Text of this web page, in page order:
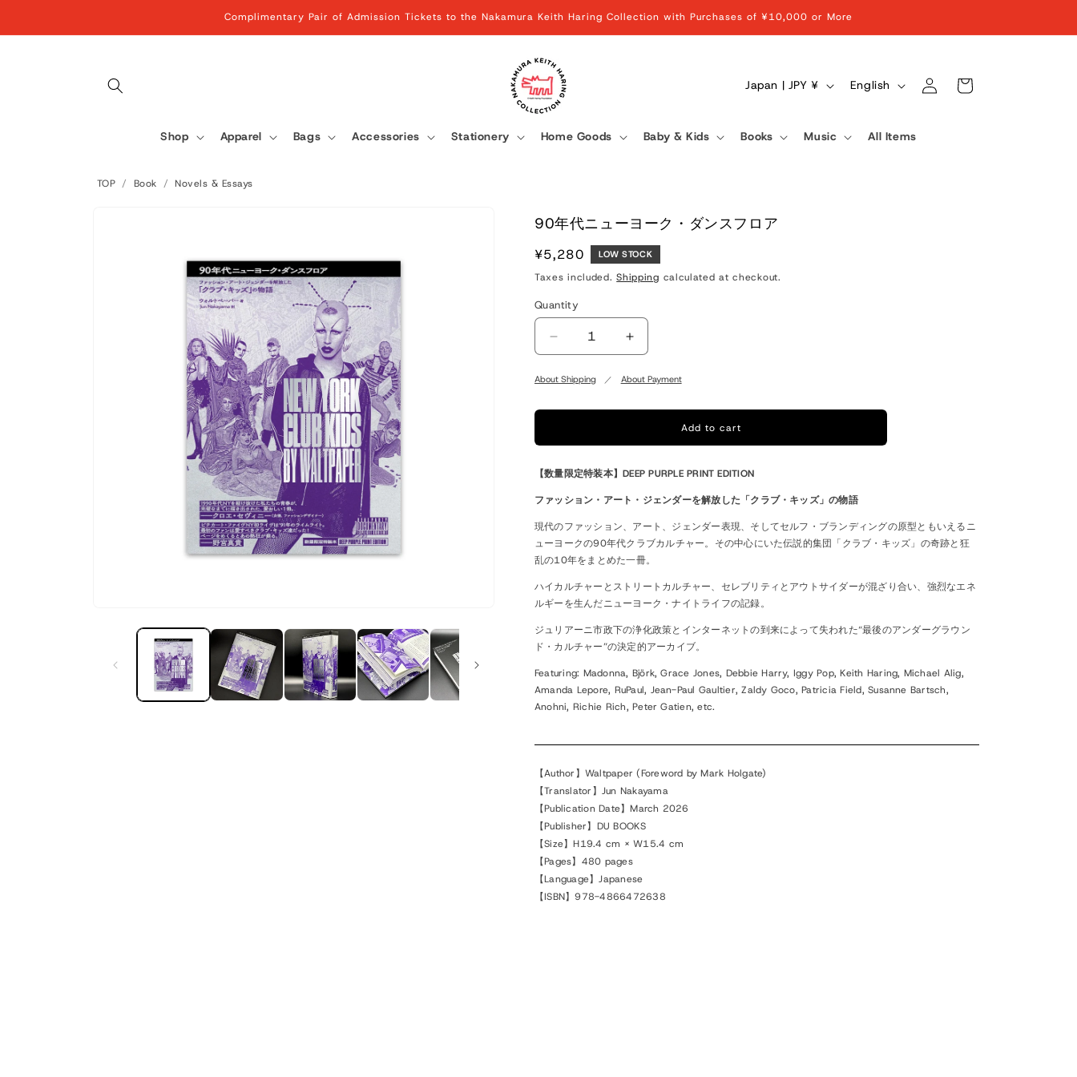
Complimentary Pair of Admission Tickets to the Nakamura Keith Haring Collection with Purchases of ¥10,000 or More
Shop Apparel Bags Accessories Stationery Home Goods Baby & Kids Books Music All Items
C
u
y
r
n
Japan | JPY ¥
L
n
English
in
Cart
TOP / Book / Novels & Essays
90年代ニューヨーク・ダンスフロア
Regular
price
¥5,280 LOW STOCK
Taxes included.Shipping calculated at checkout.
Quantity
Quantity
Decrease
quantity
for
年
ニ
ュ
ヨ
ー
ク・
ダ
ン
ス
フ
ロ
Increase
quantity
for
年
ニ
ュ
ー
ク・
ダ
ン
ス
フ
ロ
About Shipping About Payment
Add to cart
【数量限定特装本】DEEP PURPLE PRINT EDITION
ファッション・アート・ジェンダーを解放した「クラブ・キッズ」の物語
現代のファッション、アート、ジェンダー表現、そしてセルフ・ブランディングの原型ともいえるニ
ューヨークの90年代クラブカルチャー。その中心にいた伝説的集団「クラブ・キッズ」の奇跡と狂
乱の10年をまとめた一冊。
ハイカルチャーとストリートカルチャー、セレブリティとアウトサイダーが混ざり合い、強烈なエネ
ルギーを生んだニューヨーク・ナイトライフの記録。
ジュリアーニ市政下の浄化政策とインターネットの到来によって失われた“最後のアンダーグラウン
ド・カルチャー”の決定的アーカイブ。
Featuring: Madonna, Björk, Grace Jones, Debbie Harry, Iggy Pop, Keith Haring, Michael Alig,
Amanda Lepore, RuPaul, Jean-Paul Gaultier, Zaldy Goco, Patricia Field, Susanne Bartsch,
Anohni, Richie Rich, Peter Gatien, etc.
【Author】Waltpaper (Foreword by Mark Holgate)
【Translator】Jun Nakayama
【Publication Date】March 2026
【Publisher】DU BOOKS
【Size】H19.4 cm × W15.4 cm
【Pages】480 pages
【Language】Japanese
【ISBN】978-4866472638